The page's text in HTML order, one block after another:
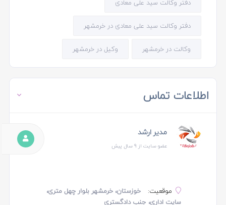
دفتر وکالت سید علی معادی
دفتر وکالت سید علی معادی در خرمشهر
وکالت در خرمشهر وکیل در خرمشهر
اطلاعات تماس
مدیر ارشد
عضو سایت از 9 سال پیش
موقعیت:
خوزستان، خرمشهر بلوار چهل متری،
سایت اداری، جنب دادگستری